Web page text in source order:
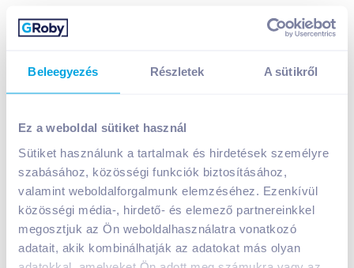
Beleegyezés Részletek A sütikről
Ez a weboldal sütiket használ
Sütiket használunk a tartalmak és hirdetések személyre
szabásához, közösségi funkciók biztosításához,
valamint weboldalforgalmunk elemzéséhez. Ezenkívül
közösségi média-, hirdető- és elemező partnereinkkel
megosztjuk az Ön weboldalhasználatra vonatkozó
adatait, akik kombinálhatják az adatokat más olyan
bazsarózsa
1 199Ft /db
Egységár: 3 997Ft /liter
Nettó eladási ár:
Ft /db